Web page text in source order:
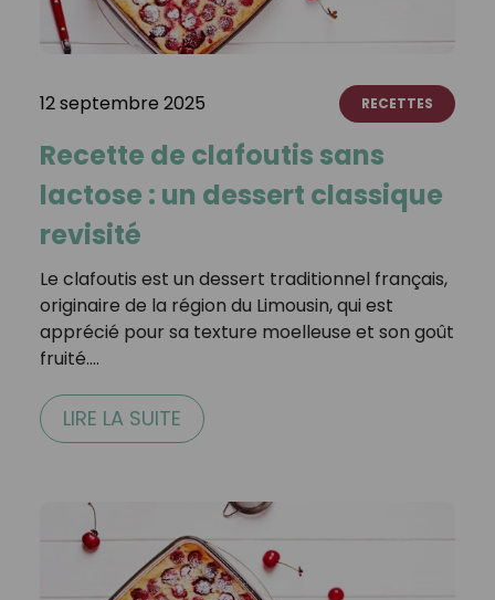
12 septembre 2025 RECETTES
Recette de clafoutis sans
lactose : un dessert classique
revisité
Le clafoutis est un dessert traditionnel français,
originaire de la région du Limousin, qui est
apprécié pour sa texture moelleuse et son goût
fruité.…
LIRE LA SUITE